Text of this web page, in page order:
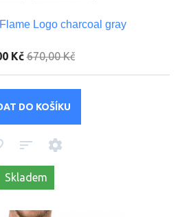
Logo charcoal gray
Kč 670,00 Kč
DO KOŠÍKU
Skladem